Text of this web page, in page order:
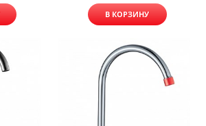
В КОРЗИНУ